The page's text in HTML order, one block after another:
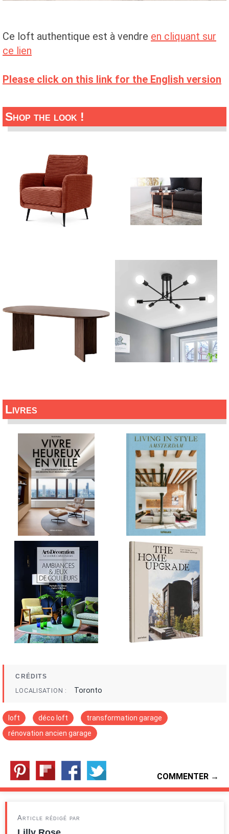
Ce loft authentique est à vendre en cliquant sur
ce lien
Please click on this link for the English version
Shop the look !
Livres
CRÉDITS
LOCALISATION Toronto
loft déco loft
transformation garage
rénovation ancien garage
COMMENTER →
Article rédigé par